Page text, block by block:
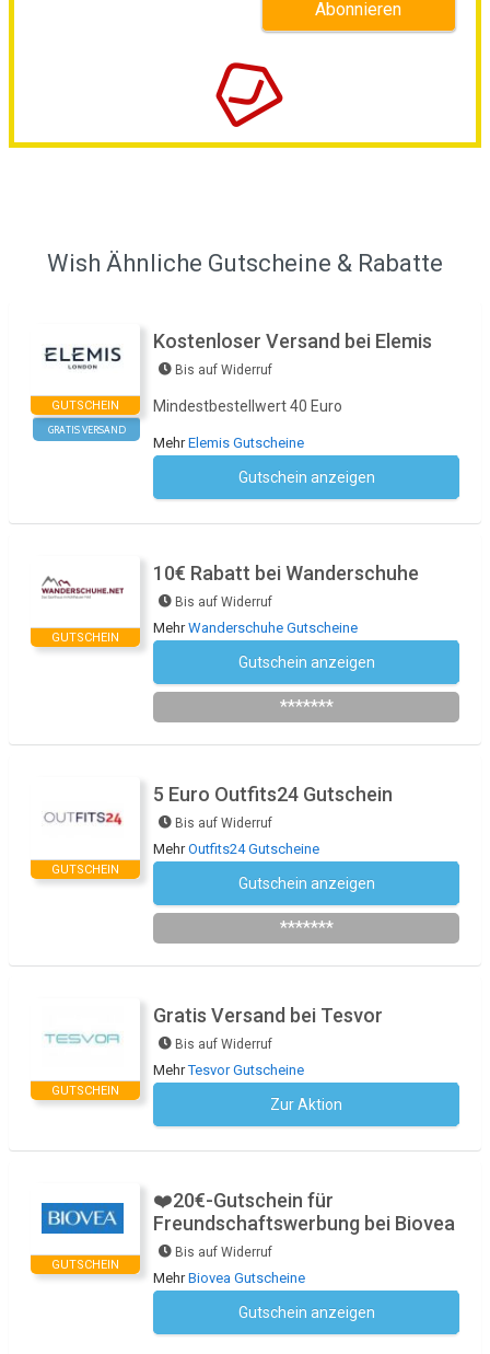
Wish Ähnliche Gutscheine & Rabatte
GUTSCHEIN
GRATIS VERSAND
Kostenloser Versand bei Elemis
Bis auf Widerruf
Mindestbestellwert 40 Euro
MehrElemis Gutscheine
Gutschein anzeigen
GUTSCHEIN
10€ Rabatt bei Wanderschuhe
Bis auf Widerruf
MehrWanderschuhe Gutscheine
Gutschein anzeigen
*******
GUTSCHEIN
5 Euro Outfits24 Gutschein
Bis auf Widerruf
MehrOutfits24 Gutscheine
Gutschein anzeigen
*******
GUTSCHEIN
Gratis Versand bei Tesvor
Bis auf Widerruf
MehrTesvor Gutscheine
Zur Aktion
GUTSCHEIN
❤️20€-Gutschein für
Freundschaftswerbung bei Biovea
Bis auf Widerruf
MehrBiovea Gutscheine
Gutschein anzeigen